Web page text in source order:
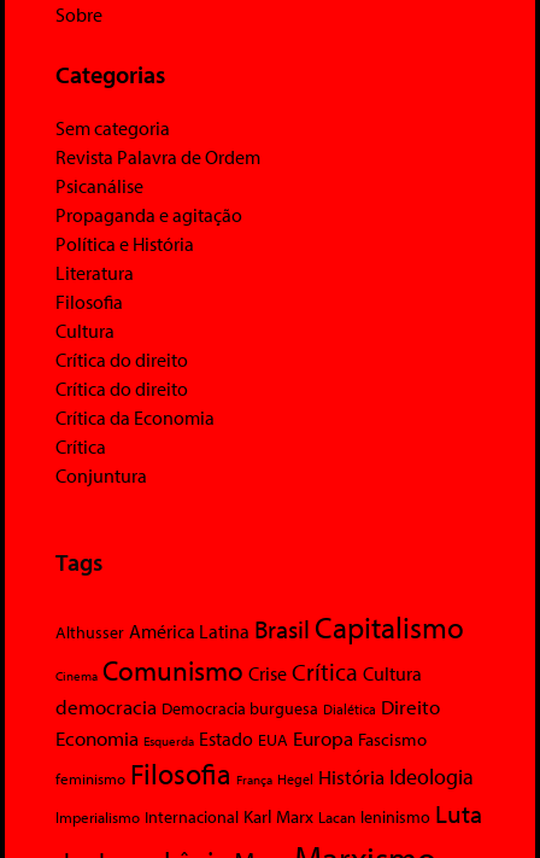
Sobre
Categorias
Sem categoria
Revista Palavra de Ordem
Psicanálise
Propaganda e agitação
Política e História
Literatura
Filosofia
Cultura
Crítica do direito
Crítica do direito
Crítica da Economia
Crítica
Conjuntura
Tags
Althusser América Latina Brasil Capitalismo
Cinema Comunismo Crise Crítica Cultura
democracia Democracia burguesa Dialética Direito
Economia Esquerda Estado EUA Europa Fascismo
feminismo Filosofia França Hegel História Ideologia
Imperialismo Internacional Karl Marx Lacan leninismo Luta